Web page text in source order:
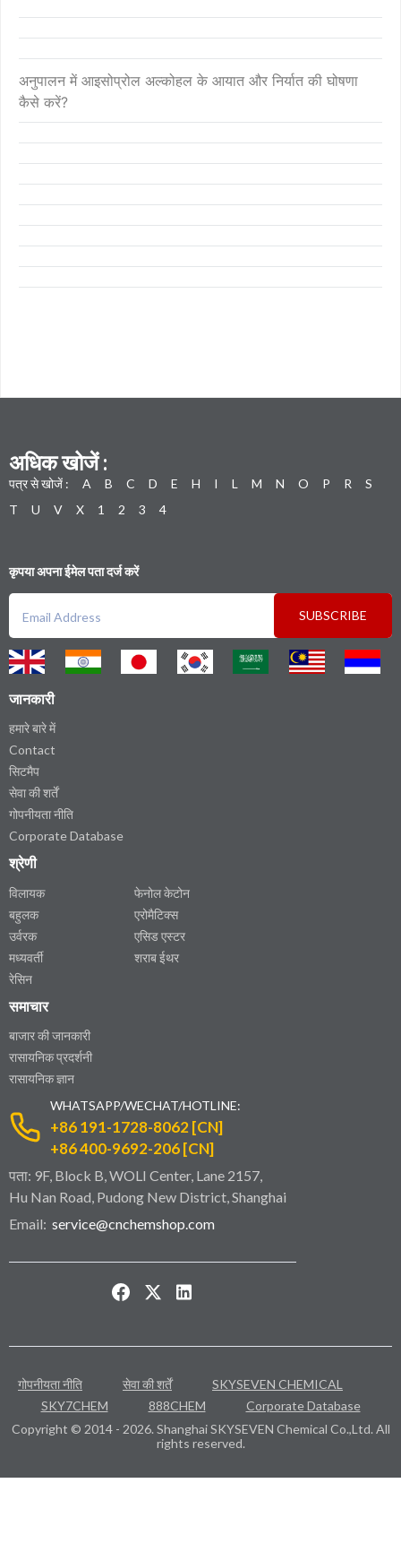
अनुपालन में आइसोप्रोल अल्कोहल के आयात और निर्यात की घोषणा
कैसे करें?
अधिक खोजें :
पत्र से खोजें : A B C D E H I L M N O P R
S
T
U V X 1 2 3 4
कृपया अपना ईमेल पता दर्ज करें
SUBSCRIBE
जानकारी
हमारे बारे में
Contact
सिटमैप
सेवा की शर्तें
गोपनीयता नीति
Corporate Database
श्रेणी
विलायक
बहुलक
उर्वरक
मध्यवर्ती
रेसिन
फेनोल केटोन
एरोमैटिक्स
एसिड एस्टर
शराब ईथर
समाचार
बाजार की जानकारी
रासायनिक प्रदर्शनी
रासायनिक ज्ञान
WHATSAPP/WECHAT/HOTLINE:
+86 191-1728-8062 [CN]
+86 400-9692-206 [CN]
पता: 9F, Block B, WOLI Center, Lane 2157,
Hu Nan Road, Pudong New District, Shanghai
Email: service@cnchemshop.com
गोपनीयता नीति सेवा की शर्तें
SKYSEVEN CHEMICAL
SKY7CHEM
888CHEM
Corporate Database
Copyright © 2014 - 2026. Shanghai SKYSEVEN Chemical Co.,Ltd. All
rights reserved.